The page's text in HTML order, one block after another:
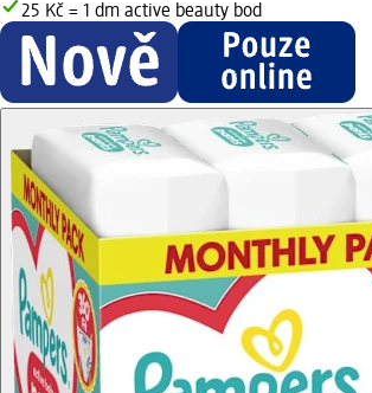
25 Kč = 1 dm active beauty bod